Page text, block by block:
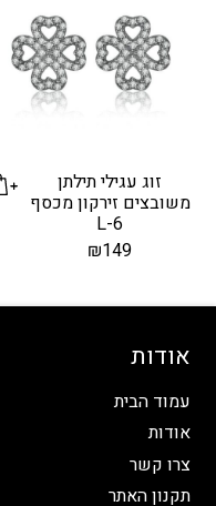
זוג עגילי תילתן
משובצים זירקון מכסף
L-6
₪149
אודות
עמוד הבית
אודות
צרו קשר
תקנון האתר